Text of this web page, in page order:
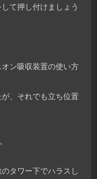
て押し付けましょう
ン吸収装置の使い方
、それでも立ち位置
タワー下でハラスし